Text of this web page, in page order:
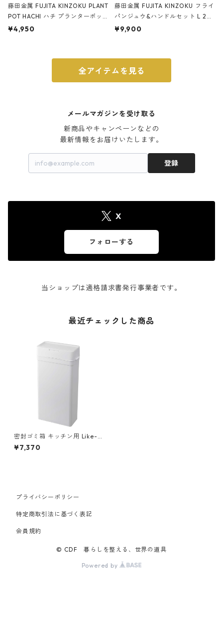
藤田金属 FUJITA KINZOKU PLANT
POT HACHI ハチ プランターポッ
ト 3号 ブラック
¥4,950
藤田金属 FUJITA KINZOKU フライ
パンジュウ&ハンドルセット L 24c
m ガス火・IH対応 鉄フライパン
¥9,900
全アイテムを見る
メールマガジンを受け取る
新商品やキャンペーンなどの
最新情報をお届けいたします。
登録
X
フォローする
当ショップは適格請求書発行事業者です。
最近チェックした商品
密封ゴミ箱 キッチン用 Like-it
ライクイット シールズ25 密閉
ダストボックス 25リットル 日
¥7,370
プライバシーポリシー
特定商取引法に基づく表記
会員規約
© CDF 暮らしを整える、世界の道具
Powered by